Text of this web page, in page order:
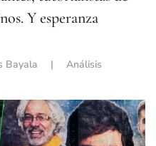
Y esperanza
Bayala | Análisis